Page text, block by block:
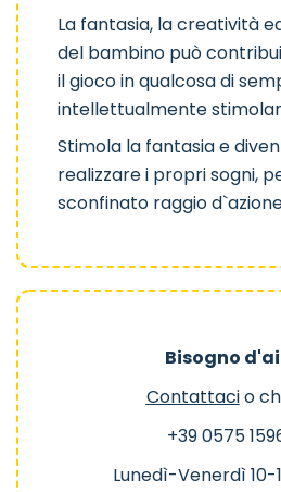
La fantasia, la creatività
del bambino può
il gioco in qualcosa di
intellettualmente
Stimola la fantasia e
realizzare i propri sogni,
sconfinato raggio
Bisogno
Contattacio
+39 0575
Lunedì-Venerdì 10-